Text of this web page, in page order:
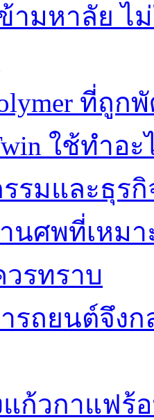
ามหาลัย ไ
ที่ถู
ใช้ทำอ
รมและธุรกิ
นศพที่เหม
รทราบ
รถยนต์จึงก
ก้วกาแฟร้